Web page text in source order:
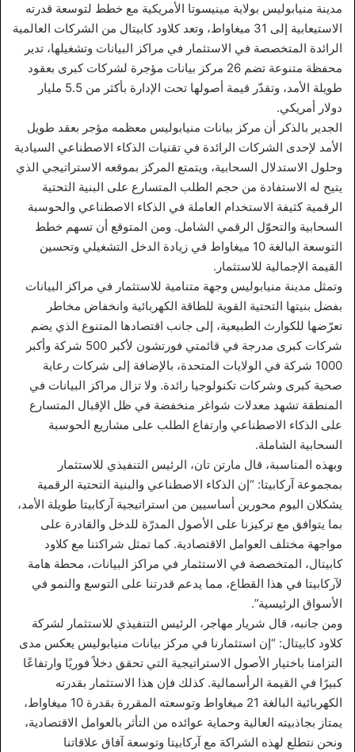
مدينة منيابوليس بولاية مينيسوتا الأمريكية مع خطط لتوسعة قدرته
الاستيعابية إلى 31 ميغاواط، وتعد كلاود كابيتال من الشركات العالمية
الرائدة المتخصصة في الاستثمار في مراكز البيانات وتشغيلها، تدير
محفظة متنوعة تضم 26 مركز بيانات مؤجرة لشركات كبرى بعقود
طويلة الأمد، وتقدّر قيمة أصولها تحت الإدارة بأكثر من 5.5 مليار
دولار أمريكي.
الجدير بالذكر أن مركز بيانات منيابوليس معظمه مؤجر بعقد طويل
الأمد لإحدى الشركات الرائدة في تقنيات الذكاء الاصطناعي السيادية
وحلول الاستدلال السحابية، ويتمتع المركز بموقعه الاستراتيجي الذي
يتيح له الاستفادة من حجم الطلب المتسارع على البنية التحتية
الرقمية كثيفة الاستخدام العاملة في الذكاء الاصطناعي والحوسبة
السحابية والتحوّل الرقمي الشامل. ومن المتوقع أن تسهم خطط
التوسعة البالغة 10 ميغاواط في زيادة الدخل التشغيلي وتحسين
القيمة الإجمالية للاستثمار.
وتمثل مدينة منيابوليس وجهة متنامية للاستثمار في مراكز البيانات
بفضل بنيتها التحتية القوية للطاقة الكهربائية وانخفاض مخاطر
تعرّضها للكوارث الطبيعية، إلى جانب اقتصادها المتنوع الذي يضم
شركات كبرى مدرجة في قائمتي فورتشون لأكبر 500 شركة وأكبر
1000 شركة في الولايات المتحدة، بالإضافة إلى شركات رعاية
صحية كبرى وشركات تكنولوجيا رائدة. ولا تزال مراكز البيانات في
المنطقة تشهد معدلات شواغر منخفضة في ظل الإقبال المتسارع
على الذكاء الاصطناعي وارتفاع الطلب على مشاريع الحوسبة
السحابية الشاملة.
وبهذه المناسبة، قال مارتن تان، الرئيس التنفيذي للاستثمار
بمجموعة آركابيتا: “إن الذكاء الاصطناعي والبنية التحتية الرقمية
يشكلان اليوم محورين أساسيين من استراتيجية آركابيتا طويلة الأمد،
بما يتوافق مع تركيزنا على الأصول المدرّة للدخل والقادرة على
مواجهة مختلف العوامل الاقتصادية. كما تمثل شراكتنا مع كلاود
كابيتال، المتخصصة في الاستثمار في مراكز البيانات، محطة هامة
لآركابيتا في هذا القطاع، مما يدعم قدرتنا على التوسع والنمو في
الأسواق الرئيسية”.
ومن جانبه، قال شريار مهاجر، الرئيس التنفيذي للاستثمار لشركة
كلاود كابيتال: “إن استثمارنا في مركز بيانات منيابوليس يعكس مدى
التزامنا باختيار الأصول الاستراتيجية التي تحقق دخلاً فوريًا وارتفاعًا
كبيرًا في القيمة الرأسمالية. كذلك فإن هذا الاستثمار بقدرته
الكهربائية البالغة 21 ميغاواط وتوسعته المقررة بقدرة 10 ميغاواط،
يمتاز بجاذبيته العالية وحماية عوائده من التأثر بالعوامل الاقتصادية،
ونحن نتطلع لهذه الشراكة مع آركابيتا وتوسعة آفاق علاقاتنا